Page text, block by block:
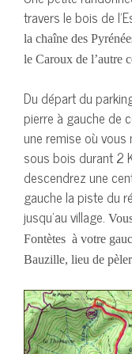
travers le bois de
la chaîne des
le Caroux de l’autre
Du départ du
pierre à gauche de
une remise où
sous bois durant 2
descendrez une
gauche la piste du
jusqu’au village.
Fontètes à votre
Bauzille, lieu de